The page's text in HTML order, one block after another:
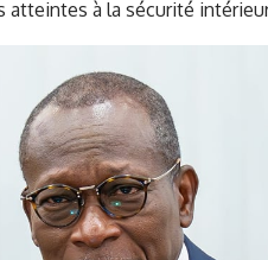
atteintes à la sécurité